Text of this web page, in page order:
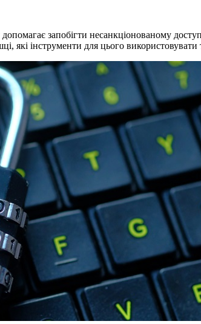
запобігти несанкціонованому
які інструменти для цього